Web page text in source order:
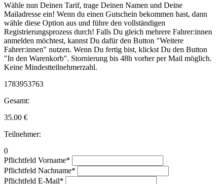
Wähle nun Deinen Tarif, trage Deinen Namen und Deine
Mailadresse ein! Wenn du einen Gutschein bekommen hast, dann
wähle diese Option aus und führe den vollständigen
Registrierungsprozess durch! Falls Du gleich mehrere Fahrer:innen
anmelden möchtest, kannst Du dafür den Button "Weitere
Fahrer:innen" nutzen. Wenn Du fertig bist, klickst Du den Button
"In den Warenkorb". Stornierung bis 48h vorher per Mail möglich.
Keine Mindestteilnehmerzahl.
1783953763
Gesamt:
35.00 €
Teilnehmer:
0
Pflichtfeld Vorname*
Pflichtfeld Nachname*
Pflichtfeld E-Mail*